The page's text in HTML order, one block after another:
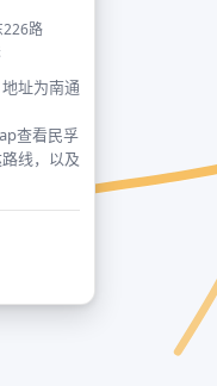
226路
址为南通
查看民孚
线，以及